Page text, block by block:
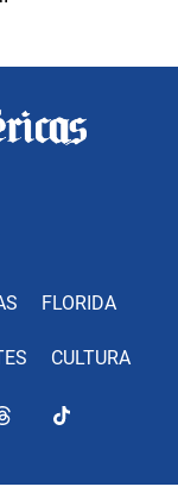
FLORIDA
CULTURA